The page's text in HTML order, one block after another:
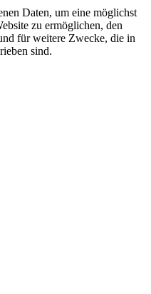
Daten, um eine möglichst
zu ermöglichen, den
für weitere Zwecke, die in
sind.